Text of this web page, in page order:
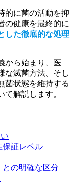
的に菌の活動を抑
の健康を最終的に
した徹底的な処理
から始まり、医
な滅菌方法、そし
菌状態を維持する
解説します。
保証レベル
との明確な区分